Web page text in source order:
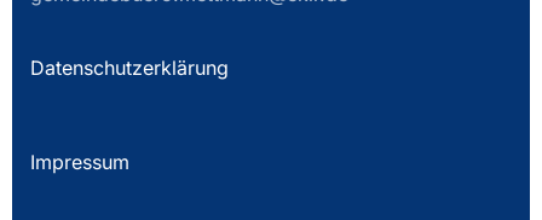
Datenschutzerklärung
Impressum